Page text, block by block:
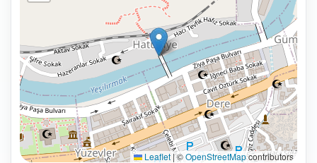
Leaflet |©OpenStreetMapcontributors